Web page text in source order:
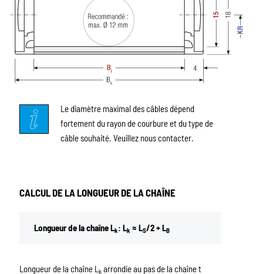
Le diamètre maximal des câbles dépend
fortement du rayon de courbure et du type de
câble souhaité. Veuillez nous contacter.
CALCUL DE LA LONGUEUR DE LA CHAÎNE
Longueur de la chaîne Lk: Lk ≈ LS/2 + LB
Longueur de la chaîne L karrondie au pas de la chaîne t